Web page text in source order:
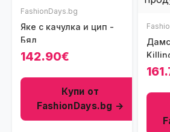
FashionDays.bg
Яке с качулка и цип -
Бял
142.90€
Купи от
FashionDays.bg →